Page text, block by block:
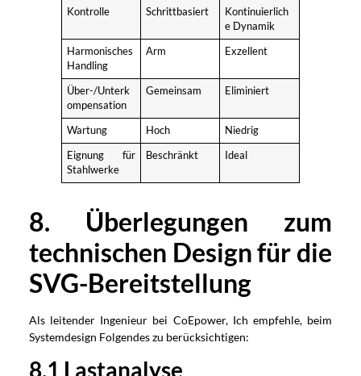
Kontrolle Schrittbasiert
Kontinuierlich
e Dynamik
Harmonisches
Handling
Arm Exzellent
Über-/Unterk
ompensation
Gemeinsam Eliminiert
Wartung Hoch Niedrig
Eignung für
Stahlwerke
Beschränkt Ideal
8. Überlegungen zum
technischen Design für die
SVG-Bereitstellung
Als leitender Ingenieur bei CoEpower, Ich empfehle, beim
Systemdesign Folgendes zu berücksichtigen:
8.1 Lastanalyse